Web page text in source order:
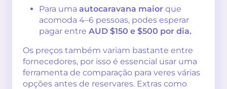
Para uma autocaravana maior que
acomoda 4–6 pessoas, podes esperar
pagar entre AUD $150 e $500 por dia.
Os preços também variam bastante entre
fornecedores, por isso é essencial usar uma
ferramenta de comparação para veres várias
opções antes de reservares. Extras como